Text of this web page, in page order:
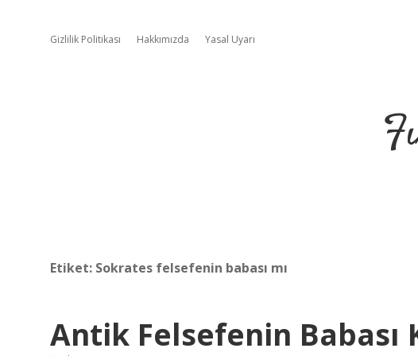
Gizlilik Politikası Hakkımızda Yasal Uyarı
Etiket: Sokrates felsefenin babası mı
Antik Felsefenin Babası